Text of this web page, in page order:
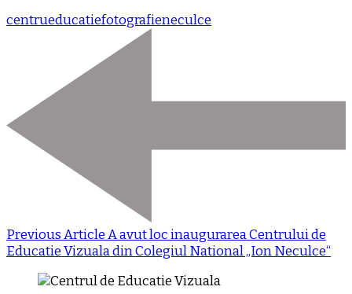
centrueducatiefotografieneculce
Previous ArticleA avut loc inaugurarea Centrului de
Educatie Vizuala din Colegiul National „Ion Neculce“